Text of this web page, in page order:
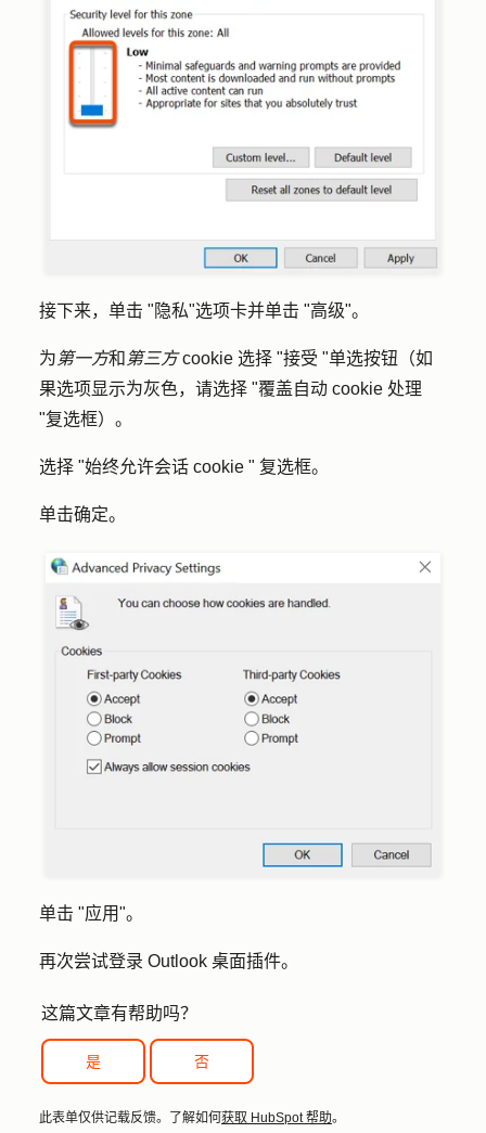
接下来，单击 " 隐私"选项卡并单击 "高级"。
为 第一方和 第三方cookie 选择 "接受 "单选按钮（如
果选项显示为灰色，请选择 "覆盖自动 cookie 处理
"复选框）。
选择 "始终允许会话 cookie " 复选框。
单击确定。
单击 "应用"。
再次尝试登录 Outlook 桌面插件。
这篇文章有帮助吗？
是 否
此表单仅供记载反馈。了解如何 获取 HubSpot 帮助。